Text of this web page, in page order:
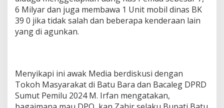
6 Milyar dan juga membawa 1 Unit mobil dinas BK
39 0 jika tidak salah dan beberapa kenderaan lain
yang di agunkan.
Menyikapi ini awak Media berdiskusi dengan
Tokoh Masyarakat di Batu Bara dan Bacaleg DPRD
Sumut Pemilu 2024 M. Irfan mengatakan,